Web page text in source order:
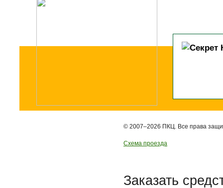
© 2007–2026 ПКЦ. Все права
Схема проезда
Заказать